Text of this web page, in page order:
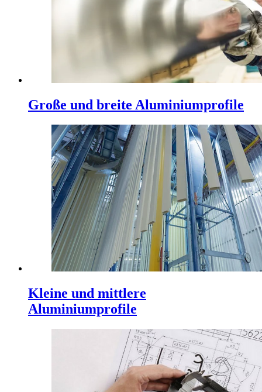
Große und breite Aluminiumprofile
Kleine und mittlere
Aluminiumprofile